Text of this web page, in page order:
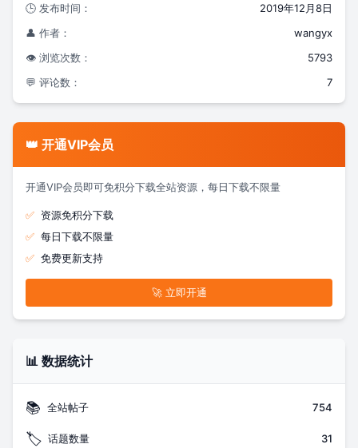
🕒 发布时间：
2019年12月8日
👤 作者：
wangyx
👁️ 浏览次数：
5793
💬 评论数：
7
👑 开通VIP会员
开通VIP会员即可免积分下载全站资源，每日下载不限量
✅ 资源免积分下载
✅ 每日下载不限量
✅ 免费更新支持
🚀 立即开通
📊 数据统计
📚 全站帖子 754
🏷️ 话题数量 31